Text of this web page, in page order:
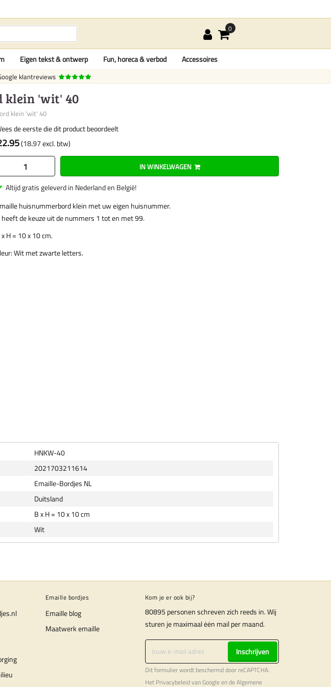
Eigen tekst & ontwerp Fun, horeca & verbod Accessoires
klantreviews
klein 'wit' 40
klein 'wit' 40
de eerste die dit product beoordeelt
18.97
IN WINKELWAGEN
Altijd gratis geleverd in Nederland en België!
huisnummerbord klein met uw eigen huisnummer.
heeft de keuze uit de nummers 1 tot en met 99.
x H = 10 x 10 cm.
Wit met zwarte letters.
HNKW-40
2021703211614
Emaille-Bordjes NL
Duitsland
B x H = 10 x 10 cm
Wit
Emaille bordjes
Emaille blog
Maatwerk emaille
Kom je er ook bij?
80895 personen schreven zich reeds in. Wij
sturen je maximaal ėėn mail per maand.
Inschrijven
Dit formulier wordt beschermd door reCAPTCHA.
Het Privacybeleidvan Google en deAlgemene